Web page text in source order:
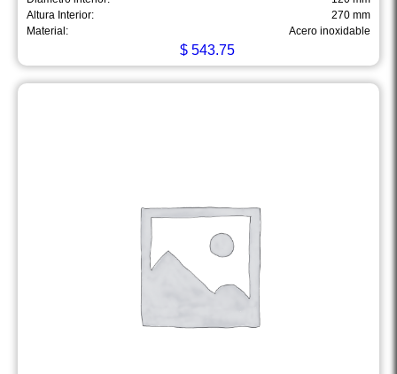
Altura Interior:
270 mm
Material:
Acero inoxidable
$ 543.75